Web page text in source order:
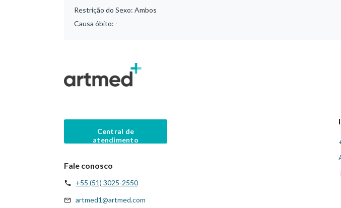
Restrição do Sexo: Ambos
Causa óbito: -
Central de
atendimento
Fale conosco
+55 (51) 3025-2550
artmed1@artmed.com